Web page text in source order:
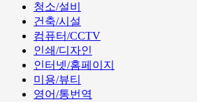
청소/설비
건축/시설
컴퓨터/CCTV
인쇄/디자인
인터넷/홈페이지
미용/뷰티
영어/통번역